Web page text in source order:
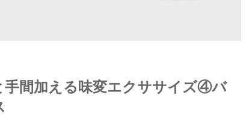
手間加える味変エクササイズ④バ